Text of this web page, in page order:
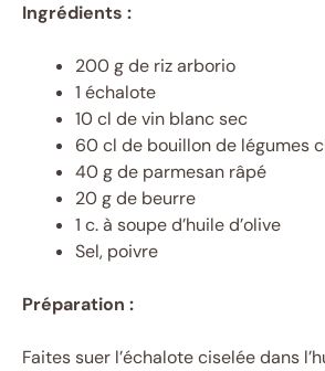
Ingrédients :
200 g de riz arborio
1 échalote
10 cl de vin blanc sec
60 cl de bouillon de légumes
40 g de parmesan râpé
20 g de beurre
1 c. à soupe d’huile d’olive
Sel, poivre
Préparation :
Faites suer l’échalote ciselée dans